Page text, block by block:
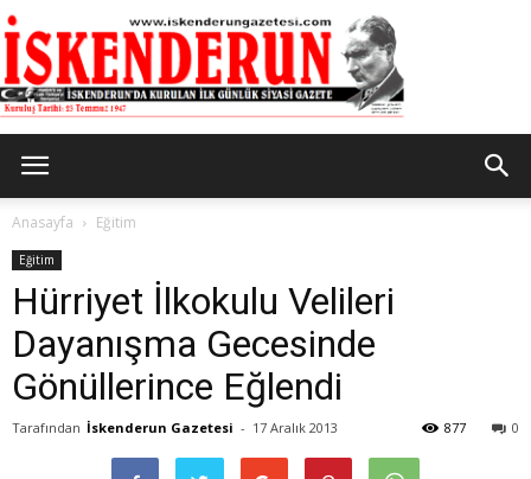
Gazetesi
Anasayfa Eğitim
Eğitim
Hürriyet İlkokulu Velileri
Dayanışma Gecesinde
Gönüllerince Eğlendi
Tarafından İskenderun Gazetesi - 17 Aralık 2013 0
877